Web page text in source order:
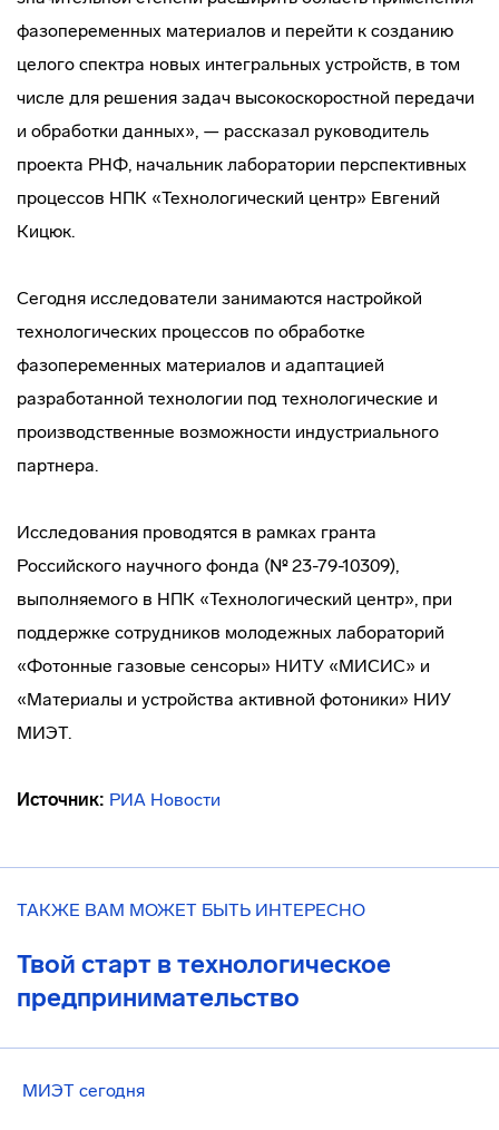
фазопеременных материалов и перейти к созданию
целого спектра новых интегральных устройств, в том
числе для решения задач высокоскоростной передачи
и обработки данных», — рассказал руководитель
проекта РНФ, начальник лаборатории перспективных
процессов НПК «Технологический центр» Евгений
Кицюк.
Сегодня исследователи занимаются настройкой
технологических процессов по обработке
фазопеременных материалов и адаптацией
разработанной технологии под технологические и
производственные возможности индустриального
партнера.
Исследования проводятся в рамках гранта
Российского научного фонда (№ 23-79-10309),
выполняемого в НПК «Технологический центр», при
поддержке сотрудников молодежных лабораторий
«Фотонные газовые сенсоры» НИТУ «МИСИС» и
«Материалы и устройства активной фотоники» НИУ
МИЭТ.
Источник: РИА Новости
ТАКЖЕ ВАМ МОЖЕТ БЫТЬ ИНТЕРЕСНО
Твой старт в технологическое
предпринимательство
МИЭТ сегодня